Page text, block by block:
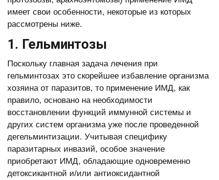
имеет свои особенности, некоторые из которых
рассмотрены ниже.
1. Гельминтозы
Поскольку главная задача лечения при
гельминтозах это скорейшее избавление организма
хозяина от паразитов, то применение ИМД, как
правило, основано на необходимости
восстановлении функций иммунной системы и
других систем организма уже после проведенной
дегельминтизации. Учитывая специфику
паразитарных инвазий, особое значение
приобретают ИМД, обладающие одновременно
детоксикантной и/или антиоксидантной